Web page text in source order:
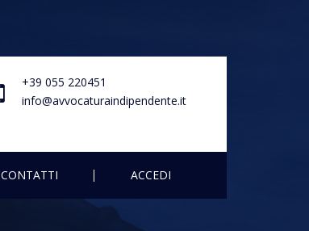
+39 055 220451
info@avvocaturaindipendente.it
CONTATTI ACCEDI